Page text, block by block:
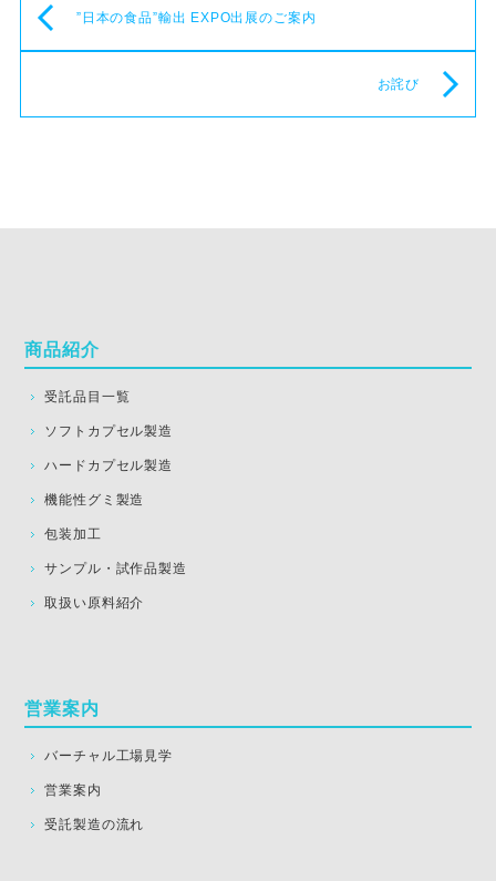
”日本の食品”輸出 EXPO出展のご案内
お詫び
商品紹介
受託品目一覧
ソフトカプセル製造
ハードカプセル製造
機能性グミ製造
包装加工
サンプル・試作品製造
取扱い原料紹介
営業案内
バーチャル工場見学
営業案内
受託製造の流れ